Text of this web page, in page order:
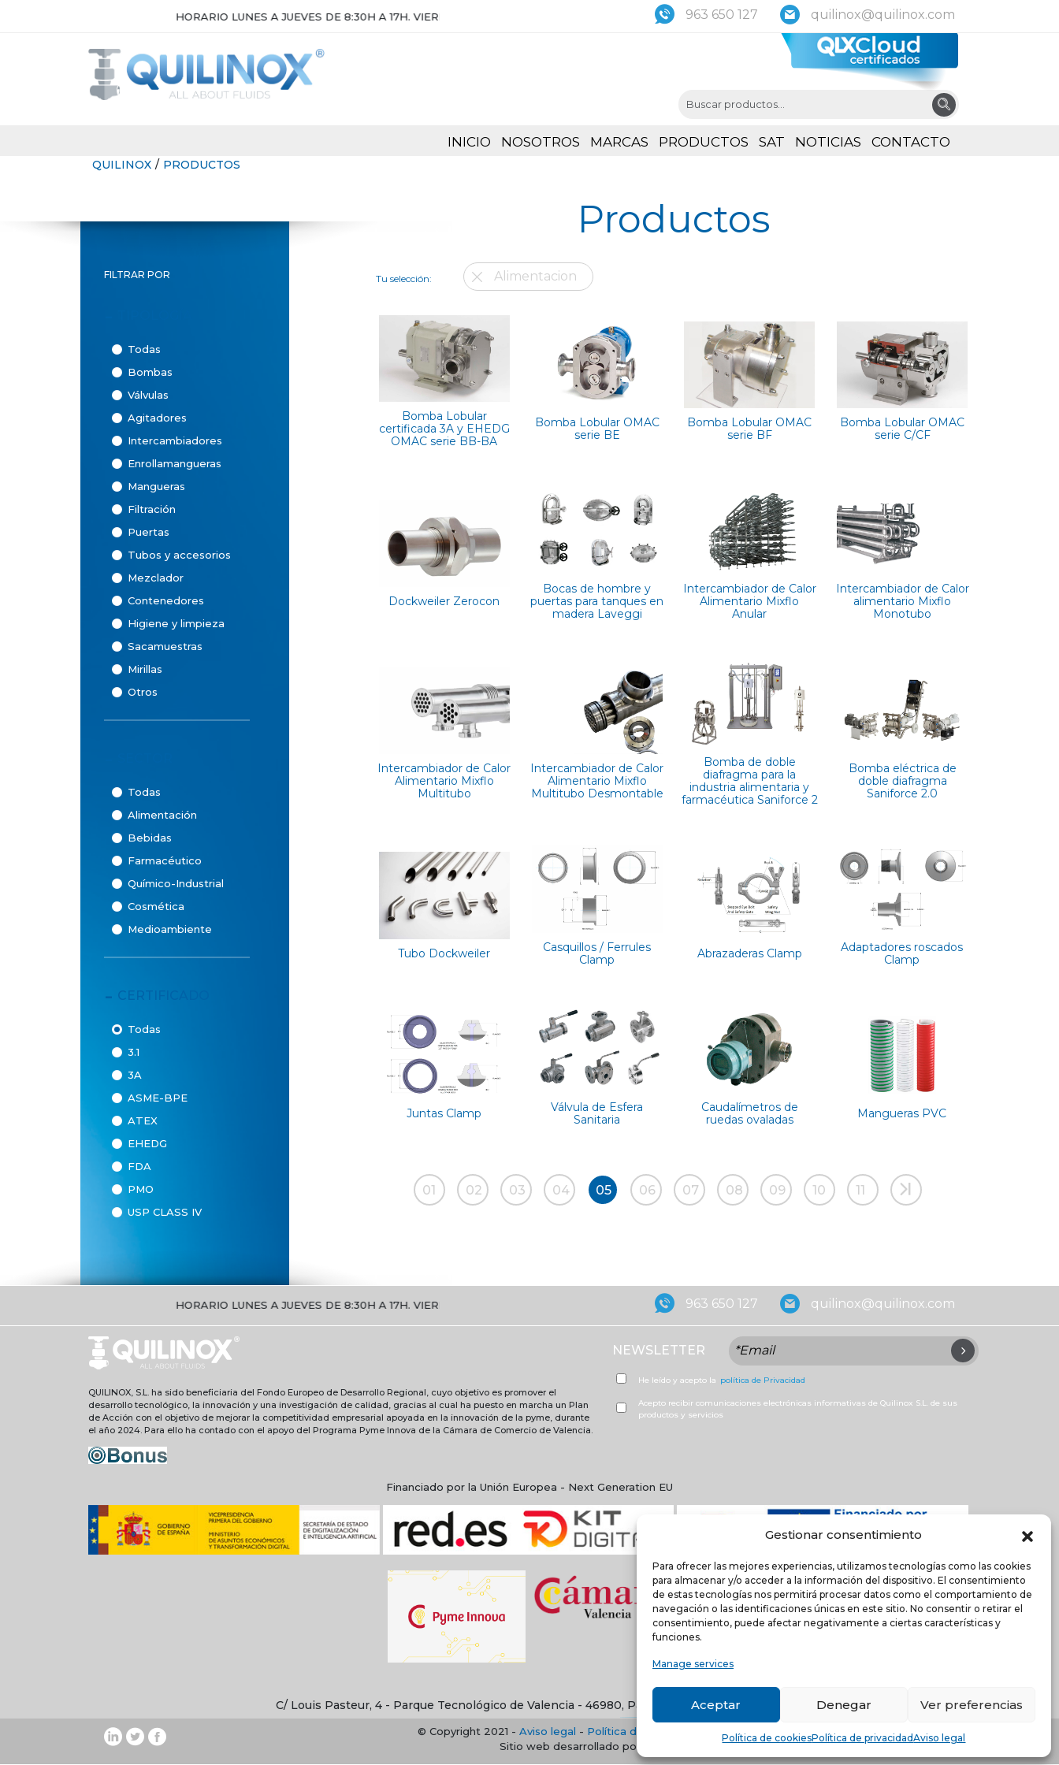
Gestionar consentimiento
Para ofrecer las mejores experiencias, utilizamos tecnologías como las cookies
para almacenar y/o acceder a la información del dispositivo. El consentimiento
de estas tecnologías nos permitirá procesar datos como el comportamiento de
navegación o las identificaciones únicas en este sitio. No consentir o retirar el
consentimiento, puede afectar negativamente a ciertas características y
funciones.
Manage services
Aceptar Denegar Ver preferencias
Política de cookiesPolítica de privacidadAviso legal
HORARIO LUNES A JUEVES DE 8:30H A 17H. VIERNES DE 8:30 A 15H 963 650 127 quilinox@quilinox.com
INICIO NOSOTROS MARCAS PRODUCTOS SAT NOTICIAS CONTACTO
QUILINOX / PRODUCTOS
FILTRAR POR
Todas
Bombas
Válvulas
Agitadores
Intercambiadores
Enrollamangueras
Mangueras
Filtración
Puertas
Tubos y accesorios
Mezclador
Contenedores
Higiene y limpieza
Sacamuestras
Mirillas
Otros
Todas
Alimentación
Bebidas
Farmacéutico
Químico-Industrial
Cosmética
Medioambiente
- CERTIFICADO
Todas
3.1
3A
ASME-BPE
ATEX
EHEDG
FDA
PMO
USP CLASS IV
Productos
Tu selección: Alimentacion
Bomba Lobular
certificada 3A y EHEDG
OMAC serie BB-BA
Bomba Lobular OMAC
serie BE
Bomba Lobular OMAC
serie BF
Bomba Lobular OMAC
serie C/CF
Dockweiler Zerocon
Bocas de hombre y
puertas para tanques en
madera Laveggi
Intercambiador de Calor
Alimentario Mixflo
Anular
Intercambiador de Calor
alimentario Mixflo
Monotubo
Intercambiador de Calor
Alimentario Mixflo
Multitubo
Intercambiador de Calor
Alimentario Mixflo
Multitubo Desmontable
Bomba de doble
diafragma para la
industria alimentaria y
farmacéutica Saniforce 2
Bomba eléctrica de
doble diafragma
Saniforce 2.0
Tubo Dockweiler
Casquillos / Ferrules
Clamp
Abrazaderas Clamp
Adaptadores roscados
Clamp
Juntas Clamp
Válvula de Esfera
Sanitaria
Caudalímetros de
ruedas ovaladas
Mangueras PVC
01 02 03 04 05 06 07 08 09 10 11
HORARIO LUNES A JUEVES DE 8:30H A 17H. VIERNES DE 8:30 A 15H 963 650 127 quilinox@quilinox.com
QUILINOX, S.L. ha sido beneficiaria del Fondo Europeo de Desarrollo Regional, cuyo objetivo es promover el
desarrollo tecnológico, la innovación y una investigación de calidad, gracias al cual ha puesto en marcha un Plan
de Acción con el objetivo de mejorar la competitividad empresarial apoyada en la innovación de la pyme, durante
el año 2024. Para ello ha contado con el apoyo del Programa Pyme Innova de la Cámara de Comercio de Valencia.
NEWSLETTER
He leído y acepto la política de Privacidad
Acepto recibir comunicaciones electrónicas informativas de Quilinox S.L. de sus
productos y servicios
Financiado por la Unión Europea - Next Generation EU
C/ Louis Pasteur, 4 - Parque Tecnológico de Valencia - 46980, Paterna, Valencia (ESPAÑA)
© Copyright 2021 -Aviso legal - Política de privacidad
Política de cookies
Sitio web desarrollado por creativados.com